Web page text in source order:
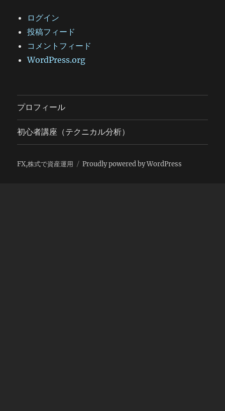
ログイン
投稿フィード
コメントフィード
WordPress.org
プロフィール
初心者講座（テクニカル分析）
FX,株式で資産運用 Proudly powered by WordPress